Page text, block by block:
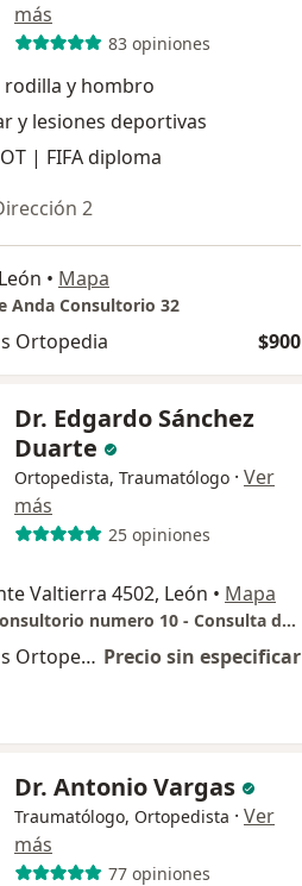
más
83 opiniones
y hombro
y lesiones deportivas
| FIFA diploma
2
• Mapa
Anda Consultorio 32
Ortopedia $900
Dr. Edgardo Sánchez
Duarte
Ortopedista, Traumatólogo · Ver
más
25 opiniones
Valtierra 4502, León • Mapa
Hospital Miyad consultorio numero 10 - Consulta de Traumatología y Ortopedia
Visitas sucesivas Ortopedia Precio sin especificar
Dr. Antonio Vargas
Traumatólogo, Ortopedista · Ver
más
77 opiniones